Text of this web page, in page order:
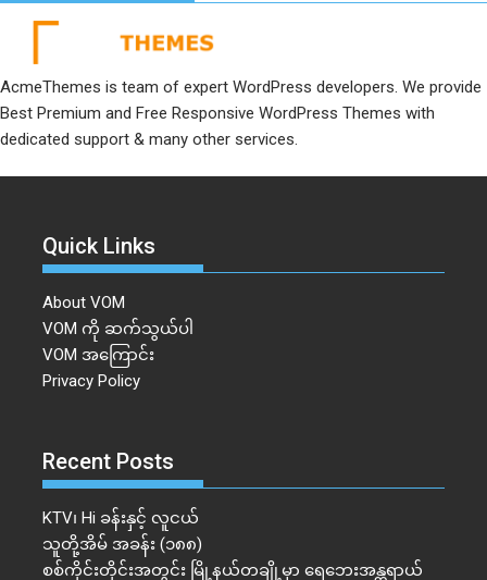
AcmeThemes is team of expert WordPress developers. We provide
Best Premium and Free Responsive WordPress Themes with
dedicated support & many other services.
Quick Links
About VOM
VOM ကို ဆက်သွယ်ပါ
VOM အကြောင်း
Privacy Policy
Recent Posts
KTV၊ Hi ခန်းနှင့် လူငယ်
သူတို့အိမ် အခန်း (၁၈၈)
စစ်ကိုင်းတိုင်းအတွင်း မြို့နယ်တချို့မှာ ရေဘေးအန္တရာယ်